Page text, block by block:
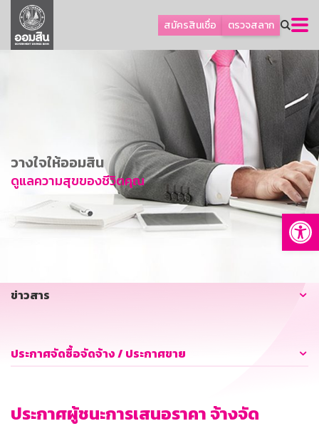
สมัครสินเชื่อ ตรวจสลาก
ลูกค้าธุรกิจ
ลูกค้าผู้ประกอบรายย่อย
การพัฒนาที่ยั่งยืน
ข่าวสาร
บริการทางการเงิน
อื่นๆ
วางใจให้ออมสิน
ดูแลความสุขของชีวิตคุณ
ข่าวสาร
ประกาศจัดซื้อจัดจ้าง / ประกาศขาย
ประกาศผู้ชนะการเสนอราคา จ้างจัด